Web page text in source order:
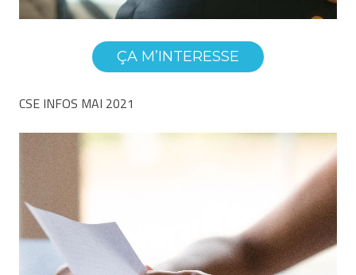
ÇA M’INTERESSE
CSE INFOS MAI 2021